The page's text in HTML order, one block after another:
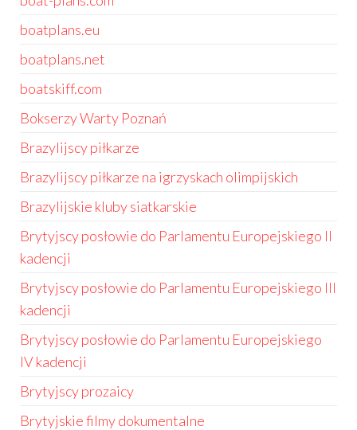
boatplans.eu
boatplans.net
boatskiff.com
Bokserzy Warty Poznań
Brazylijscy piłkarze
Brazylijscy piłkarze na igrzyskach olimpijskich
Brazylijskie kluby siatkarskie
Brytyjscy posłowie do Parlamentu Europejskiego II
kadencji
Brytyjscy posłowie do Parlamentu Europejskiego III
kadencji
Brytyjscy posłowie do Parlamentu Europejskiego
IV kadencji
Brytyjscy prozaicy
Brytyjskie filmy dokumentalne